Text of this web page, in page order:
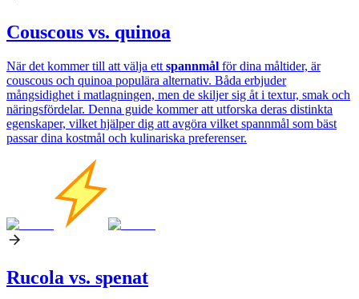
Couscous vs. quinoa
När det kommer till att välja ett spannmål för dina måltider, är
couscous och quinoa populära alternativ. Båda erbjuder
mångsidighet i matlagningen, men de skiljer sig åt i textur, smak och
näringsfördelar. Denna guide kommer att utforska deras distinkta
egenskaper, vilket hjälper dig att avgöra vilket spannmål som bäst
passar dina kostmål och kulinariska preferenser.
Rucola vs. spenat